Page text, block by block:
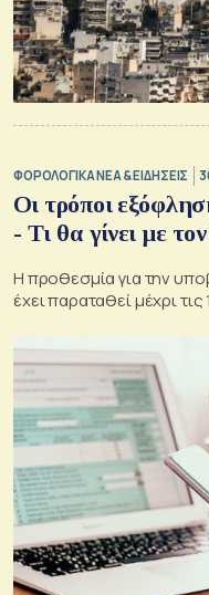
ΦΟΡΟΛΟΓΙΚΑ ΝΕΑ & EΙΔΗΣΕΙΣ
Οι τρόποι
- Τι θα γίνει με
Η προθεσμία για την
έχει παραταθεί μέχρι